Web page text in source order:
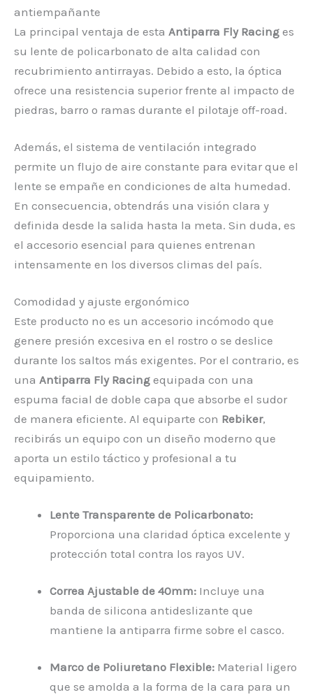
antiempañante
La principal ventaja de esta Antiparra Fly Racing es
su lente de policarbonato de alta calidad con
recubrimiento antirrayas. Debido a esto, la óptica
ofrece una resistencia superior frente al impacto de
piedras, barro o ramas durante el pilotaje off-road.
Además, el sistema de ventilación integrado
permite un flujo de aire constante para evitar que el
lente se empañe en condiciones de alta humedad.
En consecuencia, obtendrás una visión clara y
definida desde la salida hasta la meta. Sin duda, es
el accesorio esencial para quienes entrenan
intensamente en los diversos climas del país.
Comodidad y ajuste ergonómico
Este producto no es un accesorio incómodo que
genere presión excesiva en el rostro o se deslice
durante los saltos más exigentes. Por el contrario, es
una Antiparra Fly Racing equipada con una
espuma facial de doble capa que absorbe el sudor
de manera eficiente. Al equiparte con Rebiker,
recibirás un equipo con un diseño moderno que
aporta un estilo táctico y profesional a tu
equipamiento.
Lente Transparente de Policarbonato:
Proporciona una claridad óptica excelente y
protección total contra los rayos UV.
Correa Ajustable de 40mm: Incluye una
banda de silicona antideslizante que
mantiene la antiparra firme sobre el casco.
Marco de Poliuretano Flexible: Material ligero
que se amolda a la forma de la cara para un